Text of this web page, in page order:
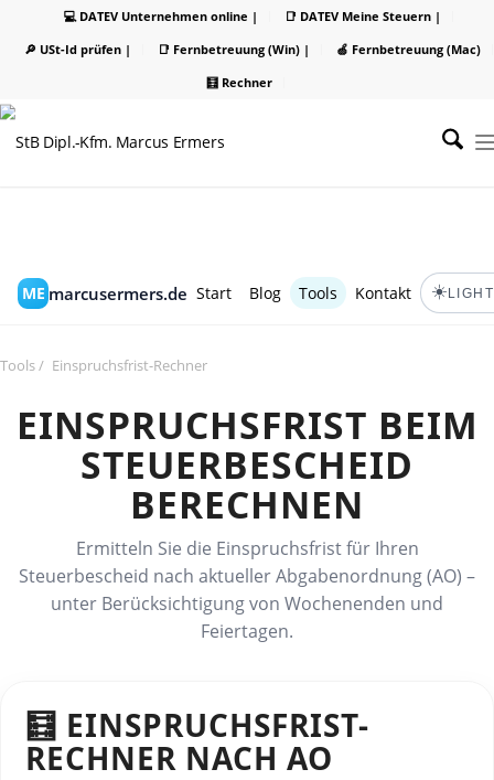
💻 DATEV Unternehmen online |
📑 DATEV Meine Steuern |
🔎 USt-Id prüfen |
📑 Fernbetreuung (Win) |
🍏 Fernbetreuung (Mac)
🧮 Rechner
ME marcusermers.de Start Blog Tools Kontakt ☀️
Tools/ Einspruchsfrist-Rechner
EINSPRUCHSFRIST BEIM
STEUERBESCHEID
BERECHNEN
Ermitteln Sie die Einspruchsfrist für Ihren
Steuerbescheid nach aktueller Abgabenordnung (AO) –
unter Berücksichtigung von Wochenenden und
Feiertagen.
🧮 EINSPRUCHSFRIST-
RECHNER NACH AO